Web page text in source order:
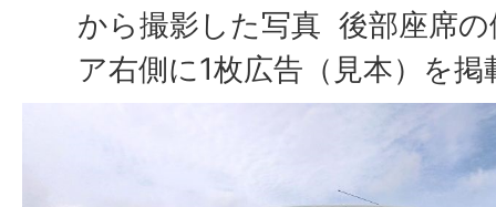
から撮影した写真 後部座席
ア右側に1枚広告（見本）を